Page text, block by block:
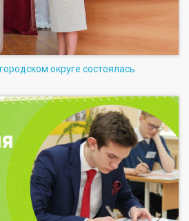
округе состоялась